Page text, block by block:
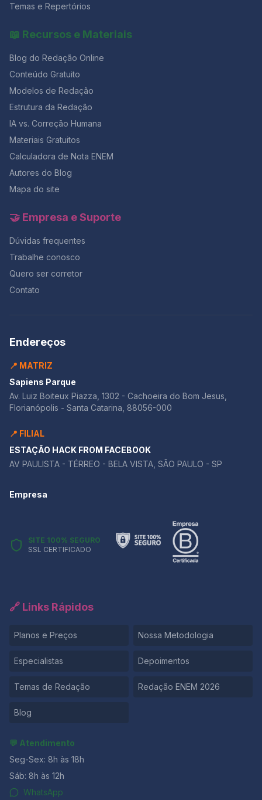
Temas e Repertórios
📖 Recursos e Materiais
Blog do Redação Online
Conteúdo Gratuito
Modelos de Redação
Estrutura da Redação
IA vs. Correção Humana
Materiais Gratuitos
Calculadora de Nota ENEM
Autores do Blog
Mapa do site
🤝 Empresa e Suporte
Dúvidas frequentes
Trabalhe conosco
Quero ser corretor
Contato
Endereços
📍 MATRIZ
Sapiens Parque
Av. Luiz Boiteux Piazza, 1302 - Cachoeira do Bom Jesus,
Florianópolis - Santa Catarina, 88056-000
📍 FILIAL
ESTAÇÃO HACK FROM FACEBOOK
AV PAULISTA - TÉRREO - BELA VISTA, SÃO PAULO - SP
Empresa
SITE 100% SEGURO
SSL CERTIFICADO
🔗 Links Rápidos
Planos e Preços Nossa Metodologia
Especialistas Depoimentos
Temas de Redação Redação ENEM 2026
Blog
💬 Atendimento
Seg-Sex: 8h às 18h
Sáb: 8h às 12h
WhatsApp